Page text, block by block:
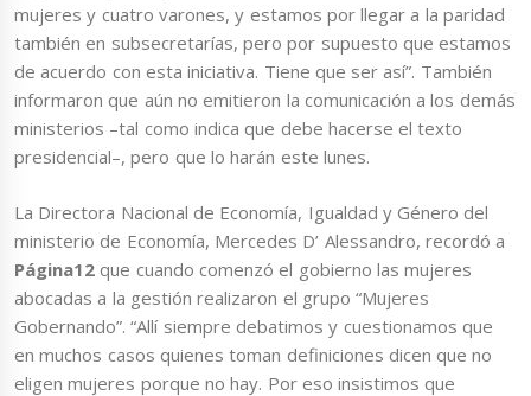
mujeres y cuatro varones, y estamos por llegar a la paridad
también en subsecretarías, pero por supuesto que estamos
de acuerdo con esta iniciativa. Tiene que ser así”. También
informaron que aún no emitieron la comunicación a los demás
ministerios –tal como indica que debe hacerse el texto
presidencial–, pero que lo harán este lunes.
La Directora Nacional de Economía, Igualdad y Género del
ministerio de Economía, Mercedes D’ Alessandro, recordó a
Página12 que cuando comenzó el gobierno las mujeres
abocadas a la gestión realizaron el grupo “Mujeres
Gobernando”. “Allí siempre debatimos y cuestionamos que
en muchos casos quienes toman definiciones dicen que no
eligen mujeres porque no hay. Por eso insistimos que